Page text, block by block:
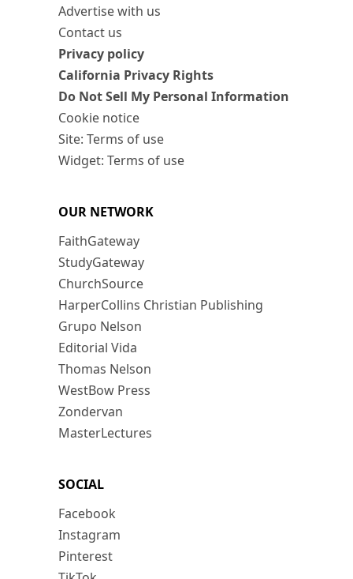
Advertise with us
Contact us
Privacy policy
California Privacy Rights
Do Not Sell My Personal Information
Cookie notice
Site: Terms of use
Widget: Terms of use
OUR NETWORK
FaithGateway
StudyGateway
ChurchSource
HarperCollins Christian Publishing
Grupo Nelson
Editorial Vida
Thomas Nelson
WestBow Press
Zondervan
MasterLectures
SOCIAL
Facebook
Instagram
Pinterest